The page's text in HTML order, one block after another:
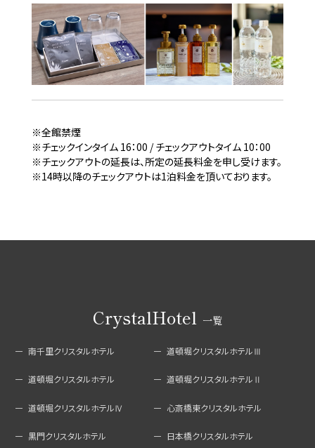
※全館禁煙
※チェックインタイム 16：00 / チェックアウトタイム 10：00
※チェックアウトの延長は、所定の延長料金を申し受けます。
※14時以降のチェックアウトは1泊料金を頂いております。
CrystalHotel 一覧
南千里クリスタルホテル 道頓堀クリスタルホテルⅢ
道頓堀クリスタルホテル 道頓堀クリスタルホテルⅡ
道頓堀クリスタルホテルⅣ 心斎橋東クリスタルホテル
黒門クリスタルホテル 日本橋クリスタルホテル